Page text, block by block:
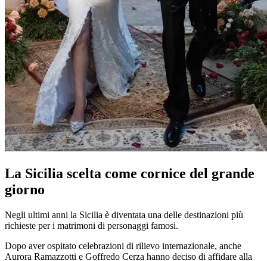
La Sicilia scelta come cornice del grande
giorno
Negli ultimi anni la Sicilia è diventata una delle destinazioni più
richieste per i matrimoni di personaggi famosi.
Dopo aver ospitato celebrazioni di rilievo internazionale, anche
Aurora Ramazzotti e Goffredo Cerza hanno deciso di affidare alla